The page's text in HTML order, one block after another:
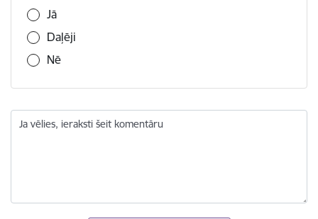
Jā
Daļēji
Nē
Ja vēlies, ieraksti šeit komentāru